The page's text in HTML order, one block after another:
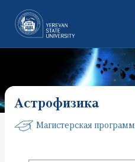
Астрофизика
Магистерская